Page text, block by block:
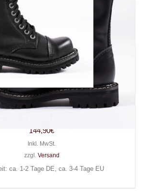
Itch 10-Loch Gothic
144,90€
Inkl. MwSt.
zzgl. Versand
ca. 1-2 Tage DE, ca. 3-4 Tage EU